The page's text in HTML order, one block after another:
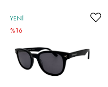
%16
YENI
ÜRÜN